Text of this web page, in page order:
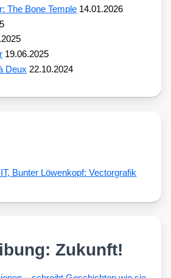
The Bone Temple 14.01.2026
19.06.2025
Deux 22.10.2024
Zukunft!